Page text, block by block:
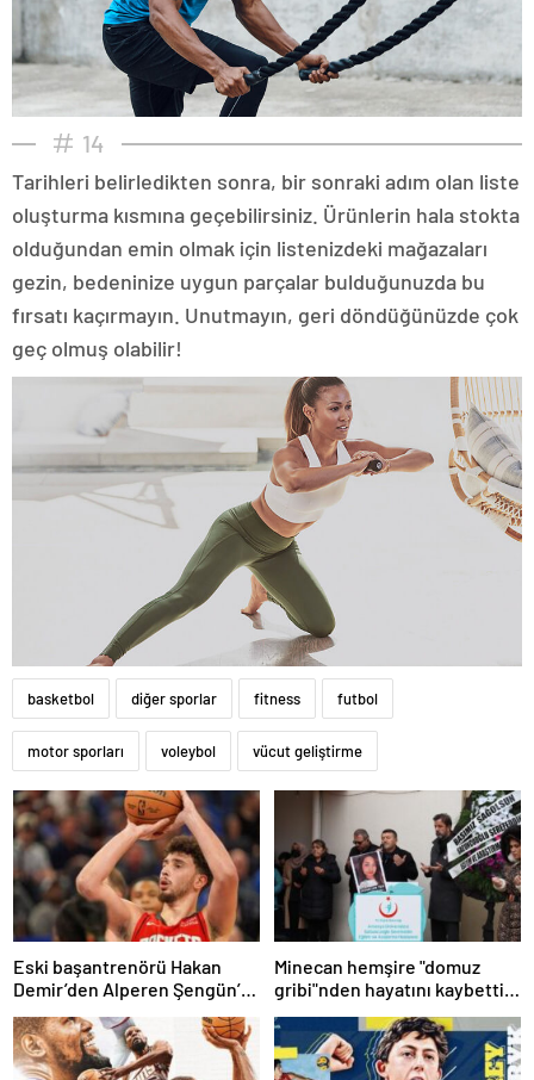
14
Tarihleri belirledikten sonra, bir sonraki adım olan liste
oluşturma kısmına geçebilirsiniz. Ürünlerin hala stokta
olduğundan emin olmak için listenizdeki mağazaları
gezin, bedeninize uygun parçalar bulduğunuzda bu
fırsatı kaçırmayın. Unutmayın, geri döndüğünüzde çok
geç olmuş olabilir!
basketbol diğer sporlar fitness futbol
motor sporları voleybol vücut geliştirme
Eski başantrenörü Hakan
Demir’den Alperen Şengün’e
övgü
Minecan hemşire "domuz
gribi"nden hayatını kaybetti –
Haberler | Sağlık Haberleri